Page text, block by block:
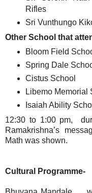
Rifles
Sri Vunthungo
Other School that
Bloom Field
Spring Dale
Cistus School
Libemo Memorial
Isaiah Ability
12:30 to 1:00 pm,
Ramakrishna’s
Math was shown.
Cultural Programme-